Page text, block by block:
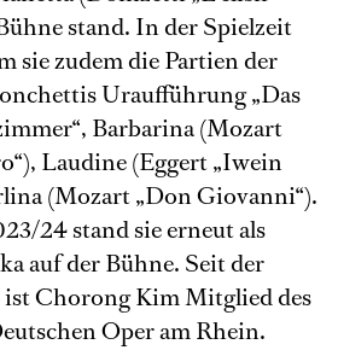
stand. In der Spielzeit
sie zudem die Partien der
Uraufführung „Das
Barbarina (Mozart
Laudine (Eggert „Iwein
(Mozart „Don Giovanni“).
24 stand sie erneut als
auf der Bühne. Seit der
Chorong Kim Mitglied des
Oper am Rhein.